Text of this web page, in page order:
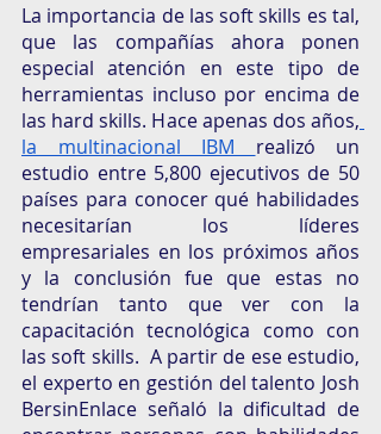
La importancia de las soft skills es tal,
que las compañías ahora ponen
especial atención en este tipo de
herramientas incluso por encima de
las hard skills. Hace apenas dos años,
la multinacional IBM realizó un
estudio entre 5,800 ejecutivos de 50
países para conocer qué habilidades
necesitarían los líderes
empresariales en los próximos años
y la conclusión fue que estas no
tendrían tanto que ver con la
capacitación tecnológica como con
las soft skills.  A partir de ese estudio,
el experto en gestión del talento Josh
BersinEnlace señaló la dificultad de